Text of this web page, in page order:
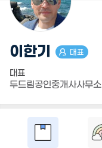
이한기 대표
대표
두드림공인중개사사무소